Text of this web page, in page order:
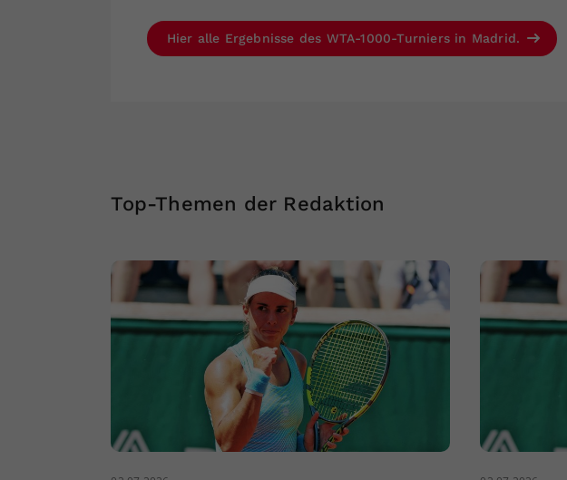
Hier alle Ergebnisse des WTA-1000-Turniers in Madrid.
Top-Themen der Redaktion